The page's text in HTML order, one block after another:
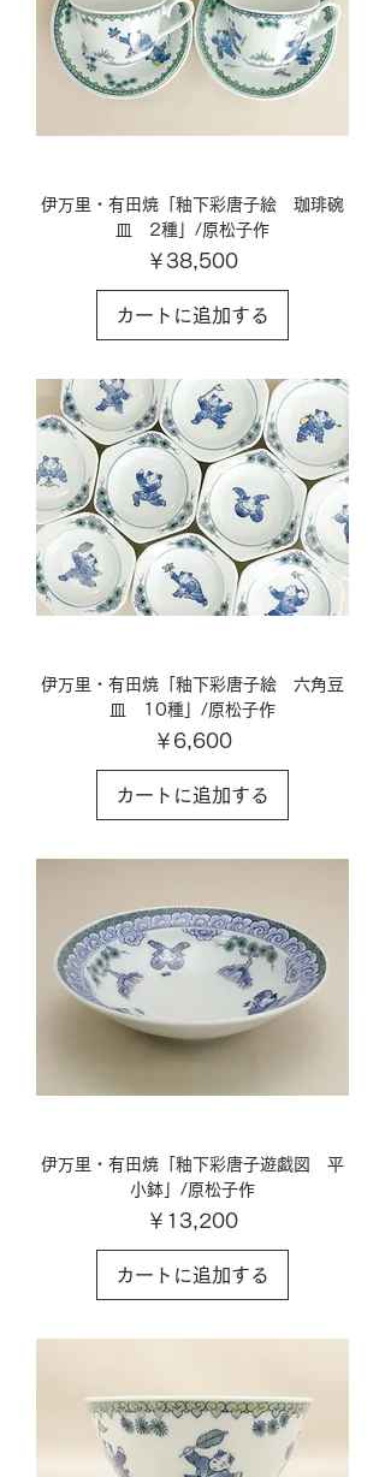
伊万里・有田焼「釉下彩唐子絵 珈琲碗
皿 2種」/原松子作
価格
￥38,500
カートに追加する
伊万里・有田焼「釉下彩唐子絵 六角豆
皿 10種」/原松子作
価格
￥6,600
カートに追加する
伊万里・有田焼「釉下彩唐子遊戯図 平
小鉢」/原松子作
価格
￥13,200
カートに追加する